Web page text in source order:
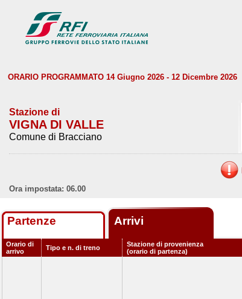
ORARIO PROGRAMMATO 14 Giugno 2026 - 12 Dicembre 2026
Stazione di
VIGNA DI VALLE
Comune di Bracciano
Ora impostata: 06.00
Partenze Arrivi
Orario di
arrivo
Tipo e n. di treno
Stazione di provenienza
(orario di partenza)